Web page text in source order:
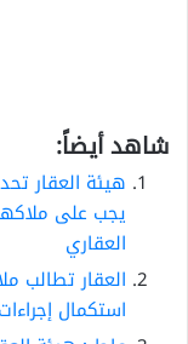
شاهد أيضاً:
هيئة العقار
يجب على
العقاري
العقار تطالب
استكمال